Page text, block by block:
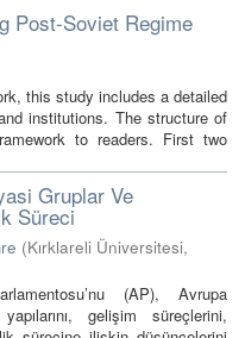
Post-Soviet Regime
this study includes a detailed
institutions. The structure of
to readers. First two
Gruplar Ve
Süreci
(Kırklareli Üniversitesi,
(AP), Avrupa
gelişim süreçlerini,